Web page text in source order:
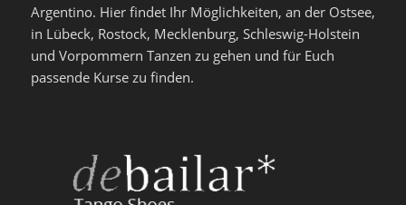
Argentino. Hier findet Ihr Möglichkeiten, an der Ostsee,
in Lübeck, Rostock, Mecklenburg, Schleswig-Holstein
und Vorpommern Tanzen zu gehen und für Euch
passende Kurse zu finden.